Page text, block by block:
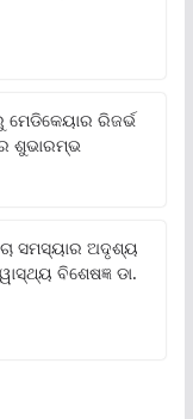
ରିଜର୍ଭ
ଶୁଭାରମ୍ଭ
ସମସ୍ୟାର ଅଦୃଶ୍ୟ
ବିଶେଷଜ୍ଞ ଡା.